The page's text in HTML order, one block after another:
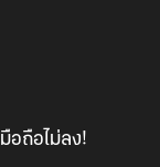
อถือไม่ลง!